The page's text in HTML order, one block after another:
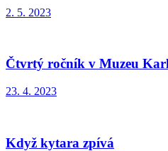
2. 5. 2023
Čtvrtý ročník v Muzeu
23. 4. 2023
Když kytara zpívá